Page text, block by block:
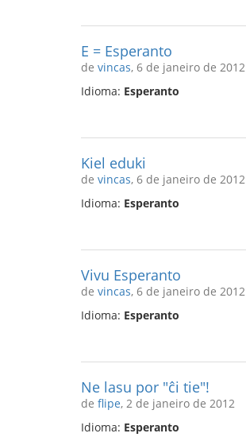
E = Esperanto
de vincas, 6 de janeiro de 2012
Idioma: Esperanto
Kiel eduki
de vincas, 6 de janeiro de 2012
Idioma: Esperanto
Vivu Esperanto
de vincas, 6 de janeiro de 2012
Idioma: Esperanto
Ne lasu por "ĉi tie"!
de flipe, 2 de janeiro de 2012
Idioma: Esperanto